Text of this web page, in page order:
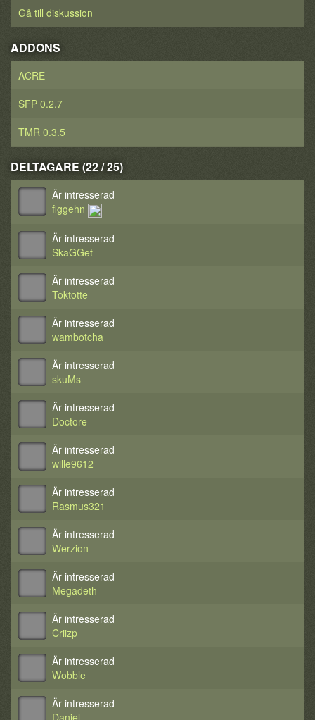
Gå till diskussion
ADDONS
ACRE
SFP 0.2.7
TMR 0.3.5
DELTAGARE (22 / 25)
Är intresserad
figgehn
Är intresserad
SkaGGet
Är intresserad
Toktotte
Är intresserad
wambotcha
Är intresserad
skuMs
Är intresserad
Doctore
Är intresserad
wille9612
Är intresserad
Rasmus321
Är intresserad
Werzion
Är intresserad
Megadeth
Är intresserad
Criizp
Är intresserad
Wobble
Är intresserad